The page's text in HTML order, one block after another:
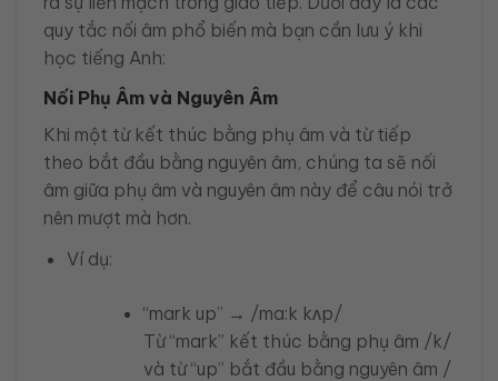
quy tắc nối âm phổ biến mà bạn cần lưu ý khi
học tiếng Anh:
Nối Phụ Âm và Nguyên Âm
Khi một từ kết thúc bằng phụ âm và từ tiếp
theo bắt đầu bằng nguyên âm, chúng ta sẽ nối
âm giữa phụ âm và nguyên âm này để câu nói trở
nên mượt mà hơn.
Ví dụ:
“mark up” → /ma:k kʌp/
Từ “mark” kết thúc bằng phụ âm /k/
và từ “up” bắt đầu bằng nguyên âm /